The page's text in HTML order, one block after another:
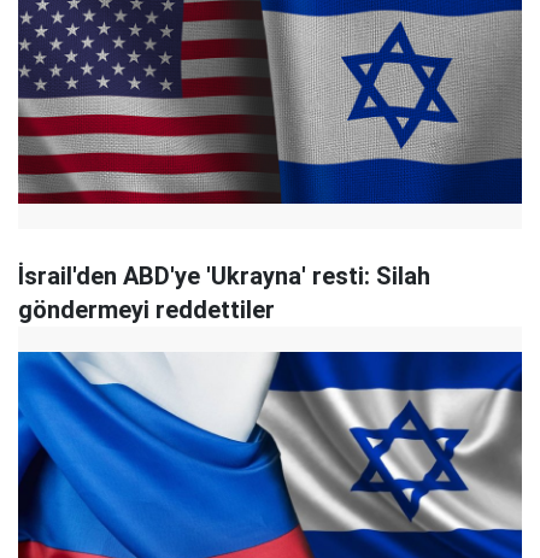
İsrail'den ABD'ye 'Ukrayna' resti: Silah
göndermeyi reddettiler